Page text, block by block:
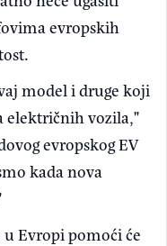
evropskih
model i druge koji
električnih vozila,"
evropskog EV
kada nova
Evropi pomoći će